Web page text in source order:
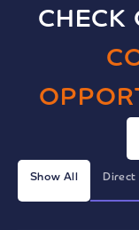
CHECK
Direct
Show All